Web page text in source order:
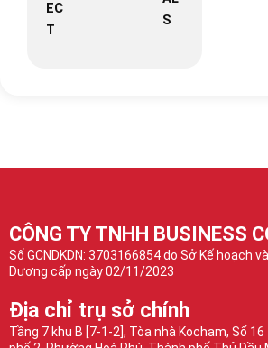
EC
T
S
CÔNG TY TNHH BUSINESS
Số GCNDKDN: 3703166854 do Sở Kế hoạch
Dương cấp ngày 02/11/2023
Địa chỉ trụ sở chính
Tầng 7 khu B [7-1-2], Tòa nhà Kocham, Số